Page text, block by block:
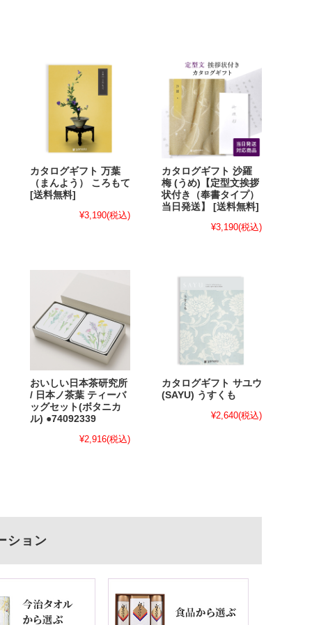
カタログギフト 万葉
（まんよう） ころもて
[送料無料]
¥3,190(税込)
カタログギフト 沙羅
梅 (うめ)【定型文挨拶
状付き（奉書タイプ）
当日発送】 [送料無料]
¥3,190(税込)
おいしい日本茶研究所
/ 日本ノ茶葉 ティーバ
ッグセット(ボタニカ
ル) ●74092339
¥2,916(税込)
カタログギフト サユウ
(SAYU) うすくも
¥2,640(税込)
ション